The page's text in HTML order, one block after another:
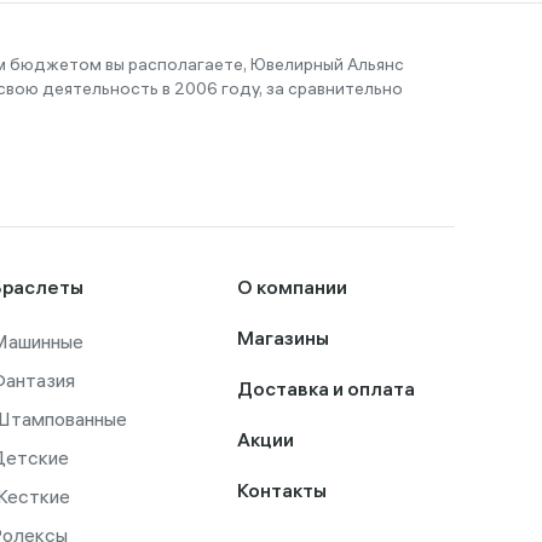
бюджетом вы располагаете, Ювелирный Альянс
деятельность в 2006 году, за сравнительно
О компании
Магазины
Доставка и оплата
Акции
Контакты